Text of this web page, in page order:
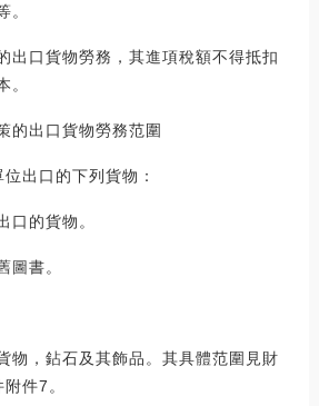
。
出口貨物勞務，其進項稅額不得抵扣
。
的出口貨物勞務范圍
出口的下列貨物：
口的貨物。
圖書。
物，鉆石及其飾品。其具體范圍見財
件7。